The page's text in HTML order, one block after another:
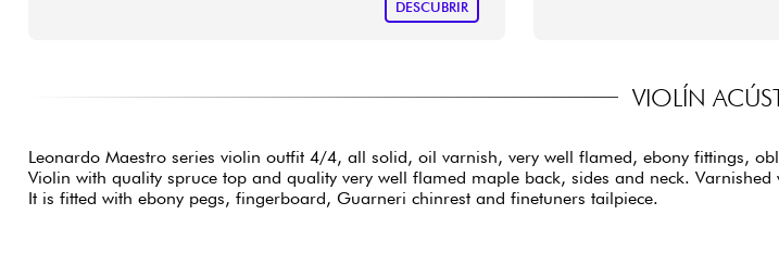
DESCUBRIR
VIOLÍN
Leonardo Maestro series violin outfit 4/4, all solid, oil varnish, very well flamed, ebony fittings,
Violin with quality spruce top and quality very well flamed maple back, sides and neck.
It is fitted with ebony pegs, fingerboard, Guarneri chinrest and finetuners tailpiece.